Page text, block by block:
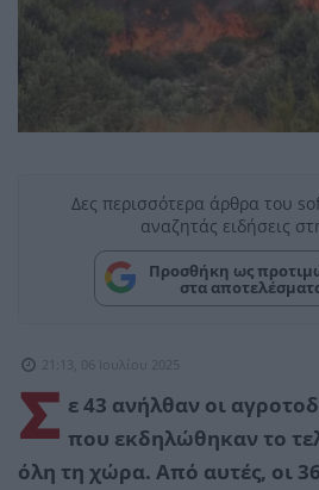
Δες περισσότερα άρθρα του
αναζητάς ειδήσεις
Προσθήκη ως
στα
21:13, 06 Ιουλίου 2025
Σ ε 43 ανήλθαν οι
που εκδηλώθηκαν το
όλη τη χώρα. Από αυτές, οι 36